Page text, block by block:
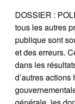
DOSSIER :
tous les autres
publique sont
et des erreurs.
dans les
d’autres